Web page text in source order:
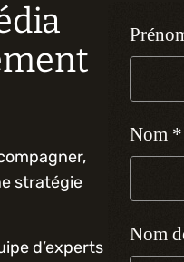
stratégie
d’experts